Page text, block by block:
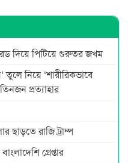
দিয়ে পিটিয়ে গুরুতর জখম
তুলে নিয়ে ‘শারীরিকভাবে
প্রত্যাহার
ছাড়তে রাজি ট্রাম্প
গ্রেপ্তার